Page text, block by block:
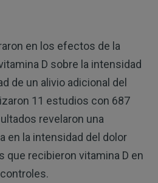
en los efectos de la
D sobre la intensidad
de un alivio adicional del
11 estudios con 687
revelaron una
en la intensidad del dolor
que recibieron vitamina D en